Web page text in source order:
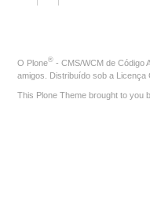
O Plone® - CMS/WCM de Código
amigos. Distribuído sob a Licença
This Plone Theme brought to you